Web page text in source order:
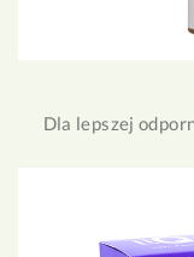
Dla lepszej